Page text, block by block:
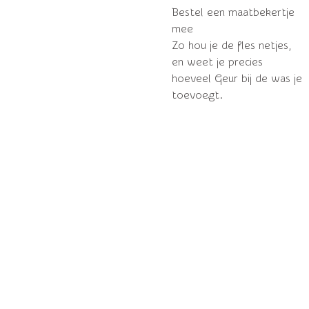
Bestel een maatbekertje
mee
Zo hou je de fles netjes,
en weet je precies
hoeveel Geur bij de was je
toevoegt.